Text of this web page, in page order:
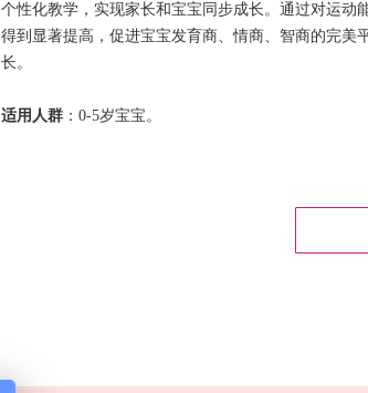
个性化教学，实现家长和宝宝同步成长。通过对运动
得到显著提高，促进宝宝发育商、情商、智商的完
长。
适用人群 ：0-5岁宝宝。